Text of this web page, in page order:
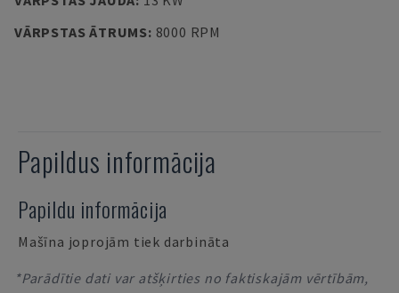
VĀRPSTAS ĀTRUMS: 8000 RPM
Papildus informācija
Papildu informācija
Mašīna joprojām tiek darbināta
*Parādītie dati var atšķirties no faktiskajām vērtībām,